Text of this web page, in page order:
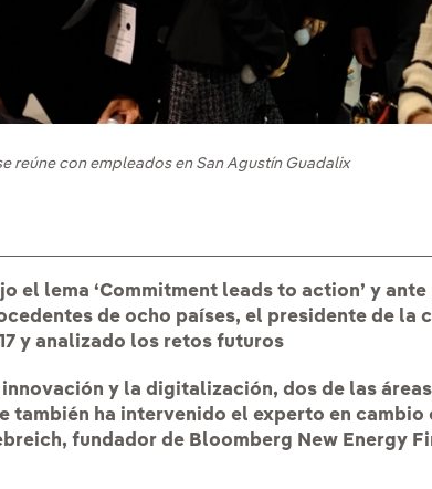
reúne con empleados en San Agustín Guadalix
el lema ‘Commitment leads to action’ y
de ocho países, el presidente de la
y analizado los retos futuros
innovación y la digitalización, dos de las
también ha intervenido el experto en
fundador de Bloomberg New Energy